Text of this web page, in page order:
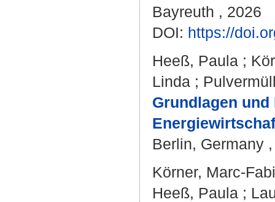
Bayreuth , 2026
DOI: https://
Heeß, Paula ;
Linda ;
Grundlagen
Berlin, Germany
Körner, Marc-
Heeß, Paula ;